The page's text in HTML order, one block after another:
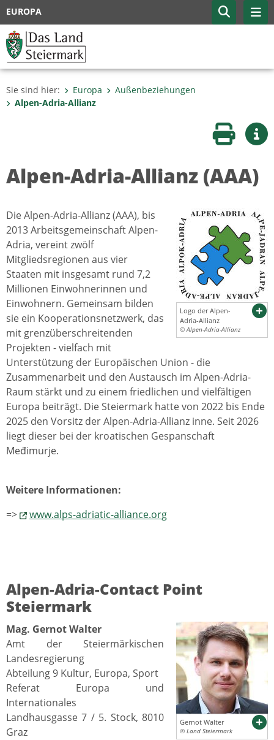
EUROPA
Sie sind hier: Europa
Außenbeziehungen
Alpen-Adria-Allianz
Seite
Alpen-Adria-Allianz (AAA)
Logo der Alpen-
Adria-Allianz
© Alpen-Adria-Allianz
Die Alpen-Adria-Allianz (AAA), bis
2013 Arbeitsgemeinschaft Alpen-
Adria, vereint zwölf
Mitgliedsregionen aus vier
Staaten mit insgesamt rund 7,2
Millionen Einwohnerinnen und
Einwohnern. Gemeinsam bilden
sie ein Kooperationsnetzwerk, das
mit grenzüberschreitenden
Projekten - vielfach mit
Unterstützung der Europäischen Union - die
Zusammenarbeit und den Austausch im Alpen-Adria-
Raum stärkt und zu einem friedlichen und vielfältigen
Europa beiträgt. Die Steiermark hatte von 2022 bis Ende
2025 den Vorsitz der Alpen-Adria-Allianz inne. Seit 2026
liegt dieser bei der kroatischen Gespanschaft
Međimurje.
Weitere Informationen:
=>
www.alps-adriatic-alliance.org
Alpen-Adria-Contact Point
Steiermark
Gernot Walter
© Land Steiermark
Mag. Gernot Walter
Amt der Steiermärkischen
Landesregierung
Abteilung 9 Kultur, Europa, Sport
Referat Europa und
Internationales
Landhausgasse 7 / 5. Stock, 8010
Graz